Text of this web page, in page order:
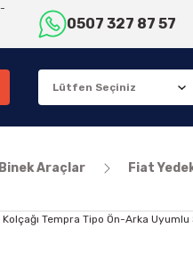
0507 327 87 57
Binek Araçlar Fiat